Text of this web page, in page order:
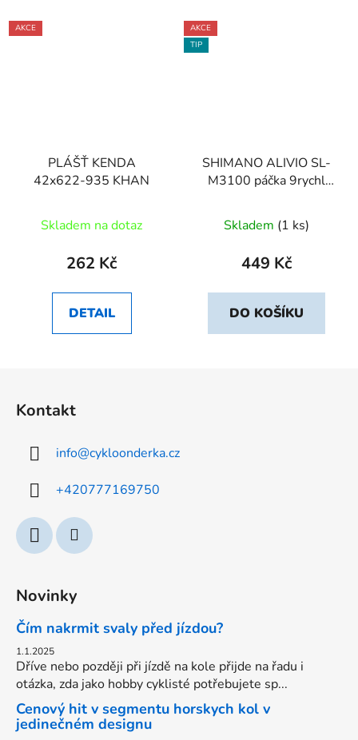
AKCE
PLÁŠŤ KENDA
42x622-935 KHAN
Skladem na dotaz
262 Kč
DETAIL
AKCE
TIP
SHIMANO ALIVIO SL-
M3100 páčka 9rychl
Skladem (1 ks)
449 Kč
DO KOŠÍKU
Kontakt
info@cykloonderka.cz
+420777169750
Novinky
Čím nakrmit svaly před jízdou?
1.1.2025
Dříve nebo později při jízdě na kole přijde na řadu i
otázka, zda jako hobby cyklisté potřebujete sp...
Cenový hit v segmentu horskych kol v
jedinečném designu